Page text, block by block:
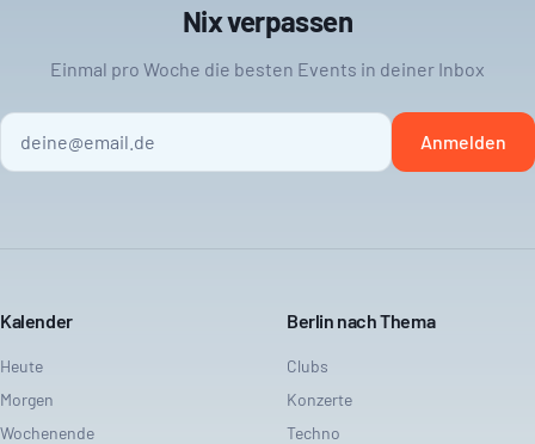
Nix verpassen
Einmal pro Woche die besten Events in deiner Inbox
Anmelden
Kalender
Heute
Morgen
Wochenende
Berlin nach Thema
Clubs
Konzerte
Techno